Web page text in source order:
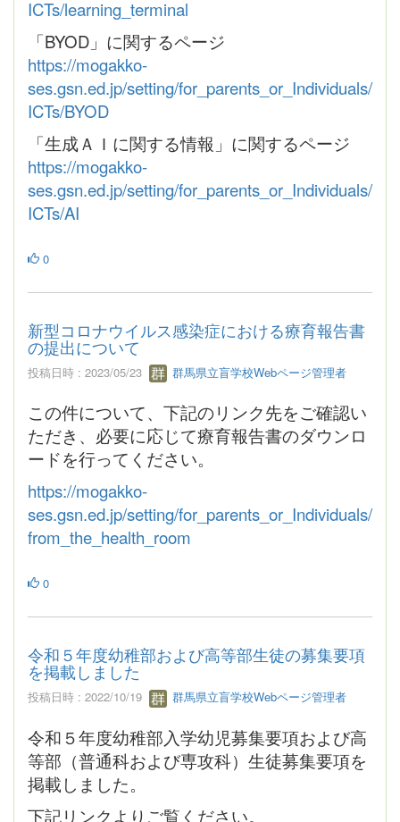
ICTs/learning_terminal
「BYOD」に関するページ
https://mogakko-
ses.gsn.ed.jp/setting/for_parents_or_Individuals/
ICTs/BYOD
「生成ＡＩに関する情報」に関するページ
https://mogakko-
ses.gsn.ed.jp/setting/for_parents_or_Individuals/
ICTs/AI
0
新型コロナウイルス感染症における療育報告書
の提出について
投稿日時 : 2023/05/23 群馬県立盲学校Webページ管理者
この件について、下記のリンク先をご確認い
ただき、必要に応じて療育報告書のダウンロ
ードを行ってください。
https://mogakko-
ses.gsn.ed.jp/setting/for_parents_or_Individuals/
from_the_health_room
0
令和５年度幼稚部および高等部生徒の募集要項
を掲載しました
投稿日時 : 2022/10/19 群馬県立盲学校Webページ管理者
令和５年度幼稚部入学幼児募集要項および高
等部（普通科および専攻科）生徒募集要項を
掲載しました。
下記リンクよりご覧ください。